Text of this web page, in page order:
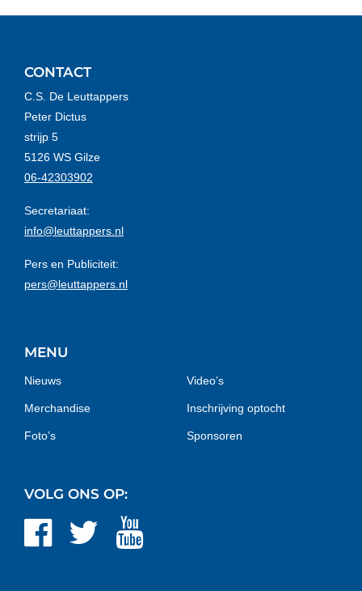
CONTACT
C.S. De Leuttappers
Peter Dictus
strijp 5
5126 WS Gilze
06-42303902
Secretariaat:
info@leuttappers.nl
Pers en Publiciteit:
pers@leuttappers.nl
MENU
Nieuws
Merchandise
Foto’s
Video’s
Inschrijving optocht
Sponsoren
VOLG ONS OP: